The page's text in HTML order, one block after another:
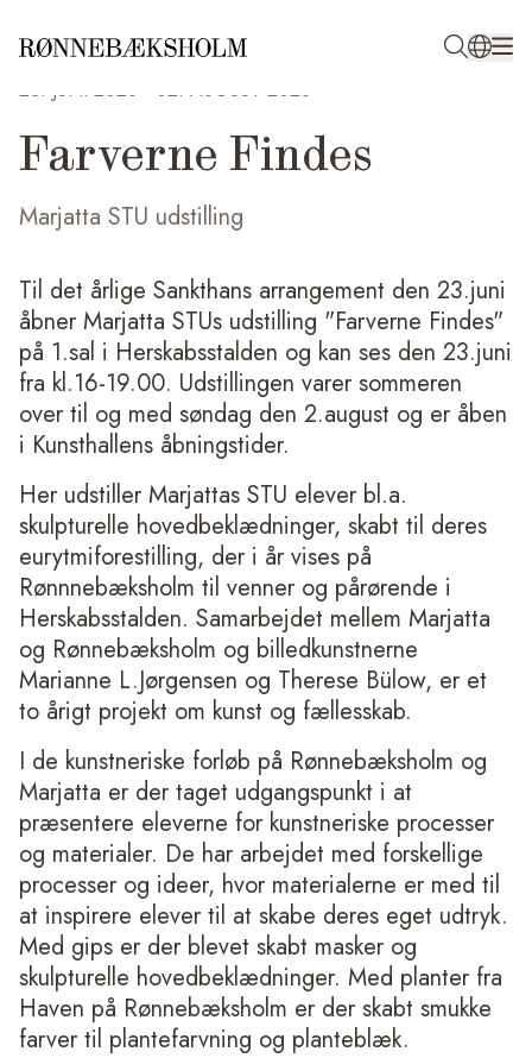
23. JUNI 2026 02. AUGUST 2026
Farverne Findes
Marjatta STU udstilling
Til det årlige Sankthans arrangement den 23.juni
åbner Marjatta STUs udstilling "Farverne Findes"
på 1.sal i Herskabsstalden og kan ses den 23.juni
fra kl.16-19.00. Udstillingen varer sommeren
over til og med søndag den 2.august og er åben
i Kunsthallens åbningstider.
Her udstiller Marjattas STU elever bl.a.
skulpturelle hovedbeklædninger, skabt til deres
eurytmiforestilling, der i år vises på
Rønnnebæksholm til venner og pårørende i
Herskabsstalden. Samarbejdet mellem Marjatta
og Rønnebæksholm og billedkunstnerne
Marianne L.Jørgensen og Therese Bülow, er et
to årigt projekt om kunst og fællesskab.
I de kunstneriske forløb på Rønnebæksholm og
Marjatta er der taget udgangspunkt i at
præsentere eleverne for kunstneriske processer
og materialer. De har arbejdet med forskellige
processer og ideer, hvor materialerne er med til
at inspirere elever til at skabe deres eget udtryk.
Med gips er der blevet skabt masker og
skulpturelle hovedbeklædninger. Med planter fra
Haven på Rønnebæksholm er der skabt smukke
farver til plantefarvning og planteblæk.